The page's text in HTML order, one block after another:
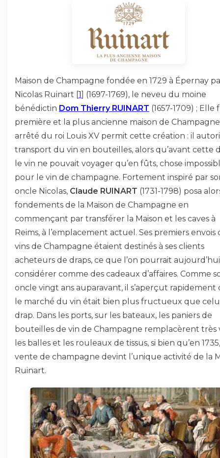
Maison de Champagne fondée en 1729 à Épernay
Nicolas Ruinart 1
(1697-1769), le neveu du moine
bénédictin Dom Thierry RUINART (1657-1709) ; Elle
première et la plus ancienne maison de
arrêté du roi Louis XV permit cette création : il
transport du vin en bouteilles, alors qu’avant cette
le vin ne pouvait voyager qu’en fûts, chose
pour le vin de champagne. Fortement inspiré par
oncle Nicolas, Claude RUINART (1731-1798) posa
fondements de la Maison de Champagne en
commençant par transférer la Maison et les caves à
Reims, à l’emplacement actuel. Ses premiers envois
vins de Champagne étaient destinés à ses clients
acheteurs de draps, ce que l’on pourrait aujourd’hui
considérer comme des cadeaux d’affaires. Comme
oncle vingt ans auparavant, il s’aperçut rapidement
le marché du vin était bien plus fructueux que
drap. Dans les ports, sur les bateaux, les paniers de
bouteilles de vin de Champagne remplacèrent très
les balles et les rouleaux de tissus, si bien qu’en
vente de champagne devint l’unique activité de la
Ruinart.